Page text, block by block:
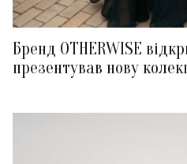
Бренд OTHERWISE
презентував нову